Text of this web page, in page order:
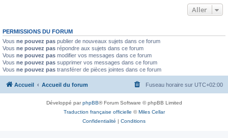
Aller
PERMISSIONS DU FORUM
Vous ne pouvez pas publier de nouveaux sujets dans ce forum
Vous ne pouvez pas répondre aux sujets dans ce forum
Vous ne pouvez pas modifier vos messages dans ce forum
Vous ne pouvez pas supprimer vos messages dans ce forum
Vous ne pouvez pas transférer de pièces jointes dans ce forum
Accueil Accueil du forum Fuseau horaire sur UTC+02:00
Développé parphpBB® Forum Software © phpBB Limited
Traduction française officielle ©Miles Cellar
Confidentialité | Conditions